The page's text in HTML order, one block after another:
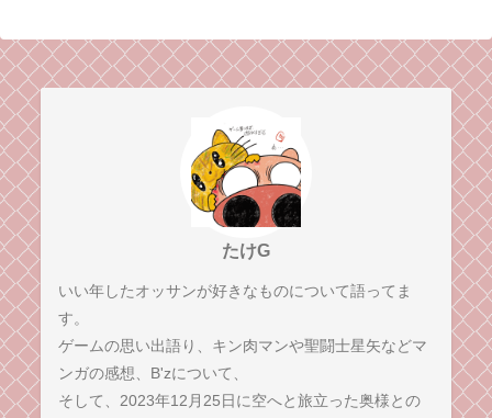
たけG
いい年したオッサンが好きなものについて語ってま
す。
ゲームの思い出語り、キン肉マンや聖闘士星矢などマ
ンガの感想、B'zについて、
そして、2023年12月25日に空へと旅立った奥様との